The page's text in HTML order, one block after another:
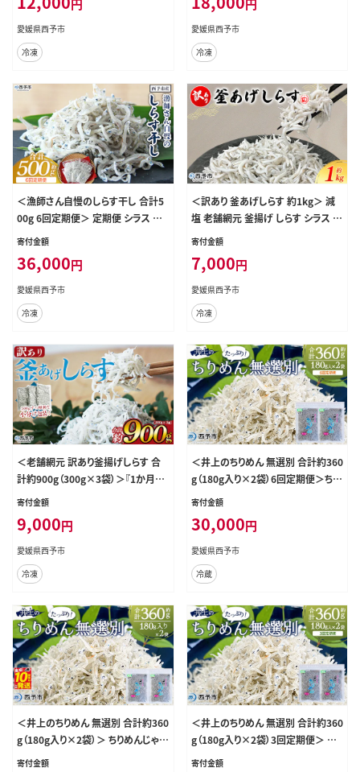
ず 特産品 濱田水産 愛媛県 西予市
【冷凍】『お申込み月の翌月より配送
を開始します』
円
愛媛県西予市
冷凍
ず 特産品 濱田水産 愛媛県 西予市
【冷凍】『お申込み月の翌月より配送
を開始します』
円
愛媛県西予市
冷凍
＜漁師さん自慢のしらす干し 合計5
00g 6回定期便＞ 定期便 シラス 魚
介類 さかな 海産物 海鮮 海の幸 小
ず 特産品 濱田水産 愛媛県 西予市
【冷凍】『お申込み月の翌月より配送
を開始します』
寄付金額
36,000円
愛媛県西予市
冷凍
＜訳あり 釜あげしらす 約1kg＞ 減
塩 老舗網元 釜揚げ しらす シラス 海
鮮 ちりめん 海産物 丼 おにぎり 具材
ロ マルヨシ水産 特産品 愛媛県 西
予市【冷凍】『1か月以内に順次出荷』
寄付金額
7,000円
愛媛県西予市
冷凍
＜老舗網元 訳あり釜揚げしらす 合
計約900g（300g×3袋）＞『1か月以
内に順次出荷予定』 減塩 かまあげ
乾物 小分け 小分けパック 便利 カル
シウム 国産 特産品 マルヨシ水産 愛
媛県 西予市【冷凍】
寄付金額
9,000円
愛媛県西予市
冷凍
＜井上のちりめん 無選別 合計約360
g（180g入り×2袋）6回定期便＞ちり
めんじゃこ タコ エビ イカ 稚魚 バラ
ルシウム 乾物 ジッパー付 たっぷり
便利 海鮮 井上水産 特産品 愛媛県
西予市【冷蔵】『お申込み月の翌月よ
り配送』
寄付金額
30,000円
愛媛県西予市
冷蔵
＜井上のちりめん 無選別 合計約360
g（180g入り×2袋）＞ ちりめんじゃこ
タコ エビ イカ 稚魚 バラバラ かたく
寄付金額
＜井上のちりめん 無選別 合計約360
g（180g入り×2袋）3回定期便＞ ちり
めんじゃこ タコ エビ イカ 稚魚 バラ
寄付金額